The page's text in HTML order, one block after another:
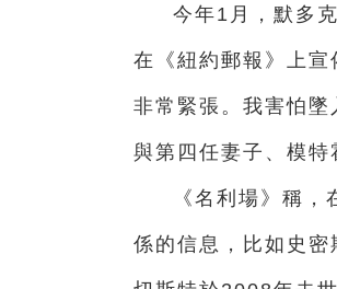
今年1月，默多
在《紐約郵報》上
非常緊張。我害怕
與第四任妻子、模特
《名利場》稱
係的信息，比如史